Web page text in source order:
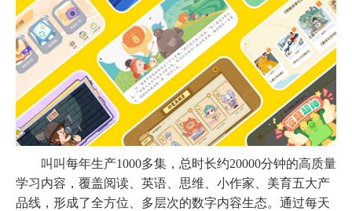
叫叫每年生产1000多集，总时长约20000分钟的高质量
学习内容，覆盖阅读、英语、思维、小作家、美育五大产
品线，形成了全方位、多层次的数字内容生态。通过每天